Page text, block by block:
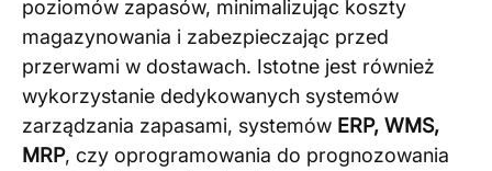
poziomów zapasów, minimalizując koszty
magazynowania i zabezpieczając przed
przerwami w dostawach. Istotne jest również
wykorzystanie dedykowanych systemów
zarządzania zapasami, systemów ERP, WMS,
MRP, czy oprogramowania do prognozowania